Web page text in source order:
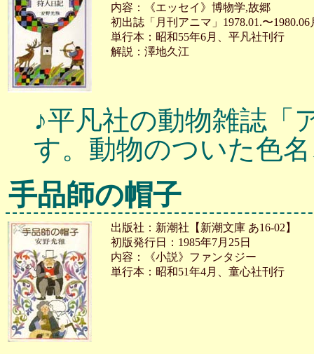
内容：《エッセイ》博物学,故郷
初出誌「月刊アニマ」1978.01.〜1980.06
単行本：昭和55年6月、平凡社刊行
解説：澤地久江
♪平凡社の動物雑誌「
す。動物のついた色
手品師の帽子
出版社：新潮社【新潮文庫 あ16-02】
初版発行日：1985年7月25日
内容：《小説》ファンタジー
単行本：昭和51年4月、童心社刊行